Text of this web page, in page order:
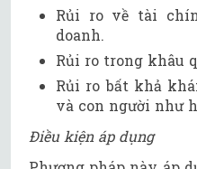
Rủi ro về tài
doanh.
Rủi ro trong khâu
Rủi ro bất khả
và con người như
Điều kiện áp dụng